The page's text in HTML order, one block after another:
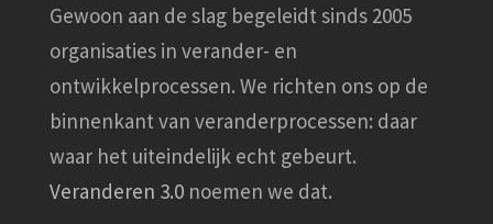
Gewoon aan de slag begeleidt sinds 2005
organisaties in verander- en
ontwikkelprocessen. We richten ons op de
binnenkant van veranderprocessen: daar
waar het uiteindelijk echt gebeurt.
Veranderen 3.0 noemen we dat.